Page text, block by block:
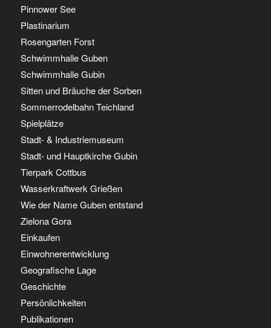
Pinnower See
Plastinarium
Rosengarten Forst
Schwimmhalle Guben
Schwimmhalle Gubin
Sitten und Bräuche der Sorben
Sommerrodelbahn Teichland
Spielplätze
Stadt- & Industriemuseum
Stadt- und Hauptkirche Gubin
Tierpark Cottbus
Wasserkraftwerk Grießen
Wie der Name Guben entstand
Zielona Gora
Einkaufen
Einwohnerentwicklung
Geografische Lage
Geschichte
Persönlichkeiten
Publikationen